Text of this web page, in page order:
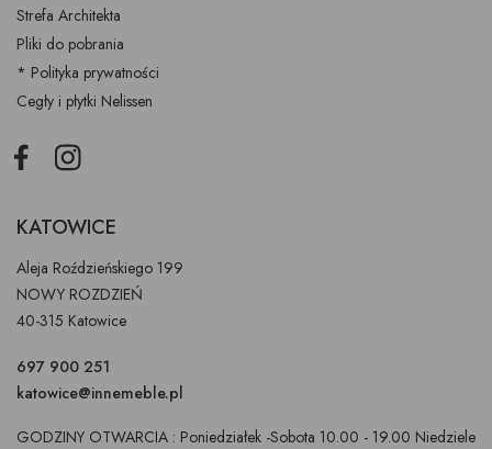
Strefa Architekta
Pliki do pobrania
* Polityka prywatności
Cegły i płytki Nelissen
FacebookInstagram
KATOWICE
Aleja Roździeńskiego 199
NOWY ROZDZIEŃ
40-315 Katowice
697 900 251
katowice@innemeble.pl
GODZINY OTWARCIA : Poniedziałek -Sobota 10.00 - 19.00 Niedziele